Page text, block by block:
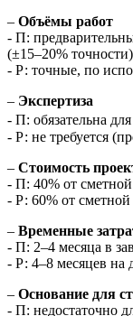
– Объёмы работ
- П:
(±15–20%
- Р: точные, по
– Экспертиза
- П: обязательна
- Р: не требуется
– Стоимость
- П: 40% от
- Р: 60% от
– Временные
- П: 2–4 месяца в
- Р: 4–8 месяцев на
– Основание для
- П: недостаточно